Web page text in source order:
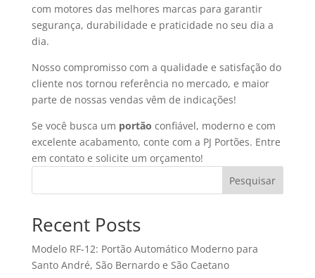
com motores das melhores marcas para garantir
segurança, durabilidade e praticidade no seu dia a
dia.
Nosso compromisso com a qualidade e satisfação do
cliente nos tornou referência no mercado, e maior
parte de nossas vendas vêm de indicações!
Se você busca um portão confiável, moderno e com
excelente acabamento, conte com a PJ Portões. Entre
em contato e solicite um orçamento!
Pesquisar
Recent Posts
Modelo RF-12: Portão Automático Moderno para
Santo André, São Bernardo e São Caetano